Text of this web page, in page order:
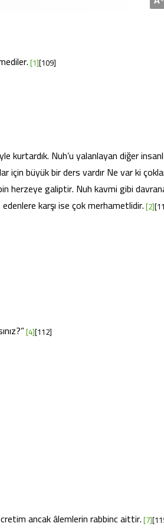
[1][109]
kurtardık. Nuh’u yalanlayan diğer
için büyük bir ders var­dır Ne var ki
herzeye galiptir. Nuh kavmi gibi
karşı ise çok merhametlidir.[2]
[4][112]
ancak âlemlerin rabbinc aittir.[7]